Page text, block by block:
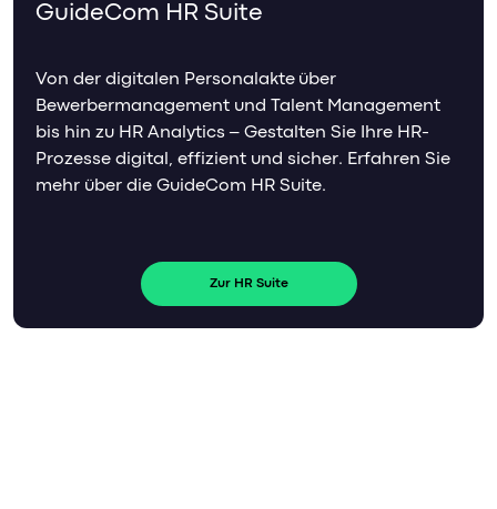
GuideCom HR Suite
Von der digitalen Personalakte über
Bewerbermanagement und Talent Management
bis hin zu HR Analytics – Gestalten Sie Ihre HR-
Prozesse digital, effizient und sicher. Erfahren Sie
mehr über die GuideCom HR Suite.
Zur HR Suite